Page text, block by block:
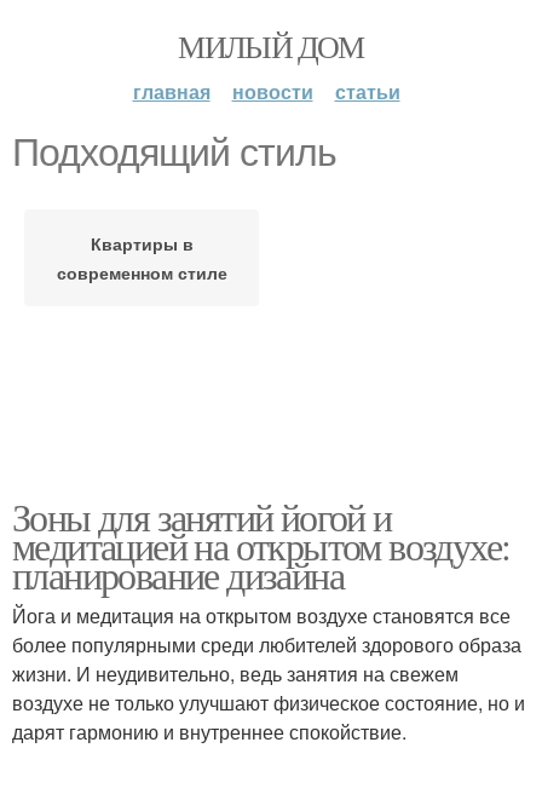
МИЛЫЙ ДОМ
главная новости статьи
Подходящий стиль
Квартиры в
современном стиле
Зоны для занятий йогой и
медитацией на открытом воздухе:
планирование дизайна
Йога и медитация на открытом воздухе становятся все
более популярными среди любителей здорового образа
жизни. И неудивительно, ведь занятия на свежем
воздухе не только улучшают физическое состояние, но и
дарят гармонию и внутреннее спокойствие.